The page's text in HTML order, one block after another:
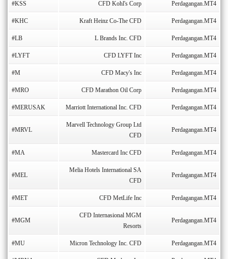
#KSS CFD Kohl's Corp Perdagangan.MT4
#KHC Kraft Heinz Co-The CFD Perdagangan.MT4
#LB L Brands Inc. CFD Perdagangan.MT4
#LYFT CFD LYFT Inc Perdagangan.MT4
#M CFD Macy's Inc Perdagangan.MT4
#MRO CFD Marathon Oil Corp Perdagangan.MT4
#MERUSAK Marriott International Inc. CFD Perdagangan.MT4
#MRVL
Marvell Technology Group Ltd
CFD
Perdagangan.MT4
#MA Mastercard Inc CFD Perdagangan.MT4
#MEL
Melia Hotels International SA
CFD
Perdagangan.MT4
#MET CFD MetLife Inc Perdagangan.MT4
#MGM
CFD Internasional MGM
Resorts
Perdagangan.MT4
#MU Micron Technology Inc. CFD Perdagangan.MT4